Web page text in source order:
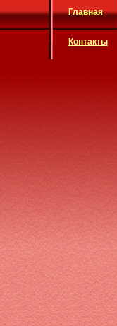
Главная
Контакты